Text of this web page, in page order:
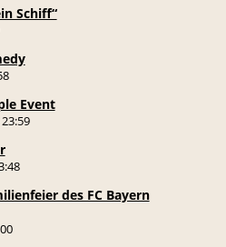
Schiff“
Event
des FC Bayern